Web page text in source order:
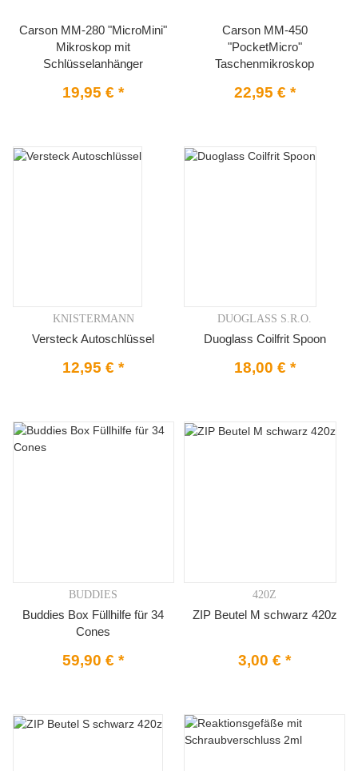
Carson MM-280 "MicroMini"
Mikroskop mit
Schlüsselanhänger
19,95 €*
Carson MM-450
"PocketMicro"
Taschenmikroskop
22,95 € *
KNISTERMANN
Versteck Autoschlüssel
12,95 €*
DUOGLASS S.R.O.
Duoglass Coilfrit Spoon
18,00 € *
BUDDIES
Buddies Box Füllhilfe für 34
Cones
59,90 €*
420Z
ZIP Beutel M schwarz 420z
3,00 €*